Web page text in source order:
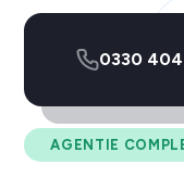
AGENTIE
0330 404